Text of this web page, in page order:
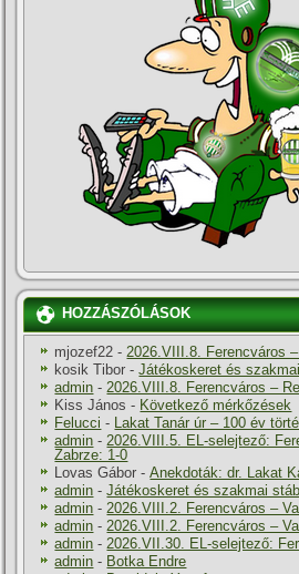
HOZZÁSZÓLÁSOK
mjozef22 - 2026.VIII.8. Ferencváros
kosik Tibor -Játékoskeret és
admin - 2026.VIII.8. Ferencváros –
Kiss János - Következő mérkőzések
Felucci -
Lakat Tanár úr – 100 év
admin - 2026.VIII.5. EL-selejtező:
Zabrze: 1-0
Lovas Gábor -Anekdoták: dr. Lakat
admin -Játékoskeret és szakmai
admin - 2026.VIII.2. Ferencváros –
admin - 2026.VIII.2. Ferencváros –
admin - 2026.VII.30. EL-selejtező:
admin - Botka Endre